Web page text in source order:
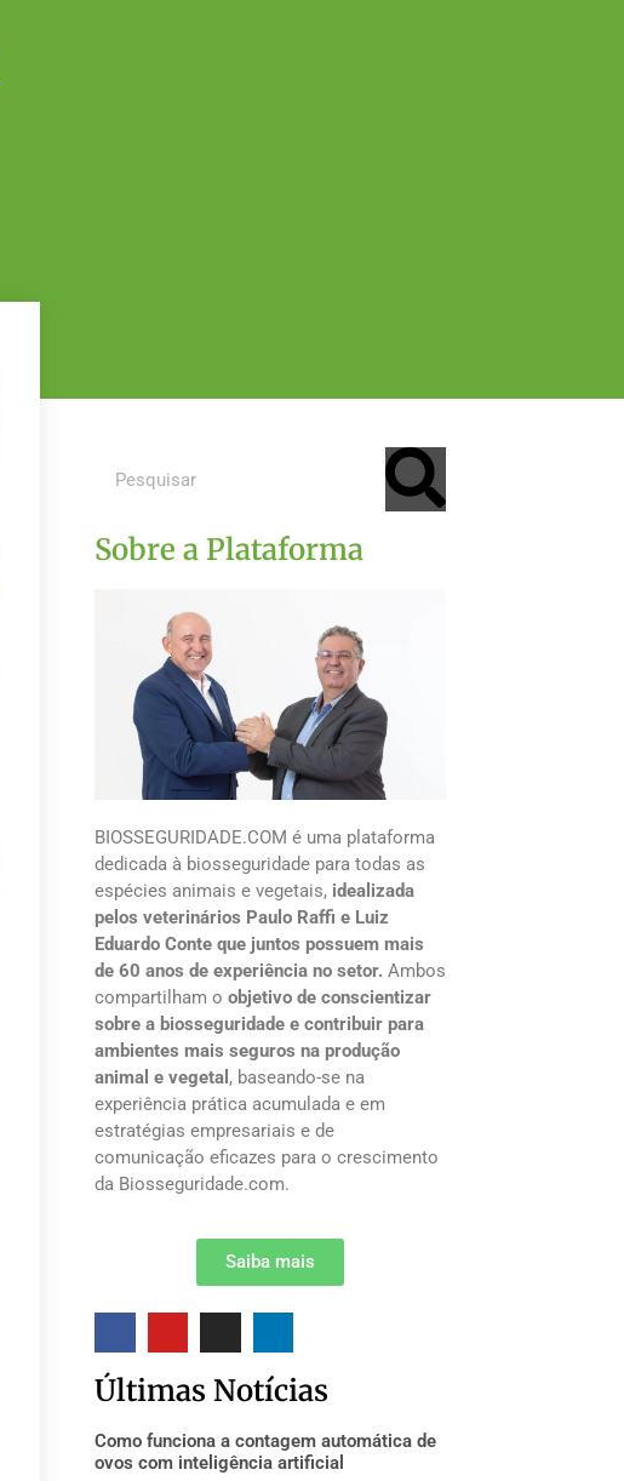
Sobre a Plataforma
BIOSSEGURIDADE.COM é uma plataforma
dedicada à biosseguridade para todas as
espécies animais e vegetais, idealizada
pelos veterinários Paulo Raffi e Luiz
Eduardo Conte que juntos possuem mais
de 60 anos de experiência no setor.Ambos
compartilham o objetivo de conscientizar
sobre a biosseguridade e contribuir para
ambientes mais seguros na produção
animal e vegetal , baseando-se na
experiência prática acumulada e em
estratégias empresariais e de
comunicação eficazes para o crescimento
da Biosseguridade.com.
Saiba mais
Últimas Notícias
Como funciona a contagem automática de
ovos com inteligência artificial